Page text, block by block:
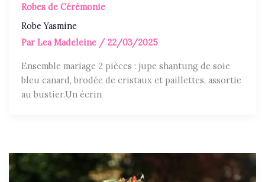
Robes de Cérémonie
Robe Yasmine
ParLea Madeleine / 22/03/2025
Ensemble mariage 2 pièces : jupe shantung de soie
bleu canard, brodée de cristaux et paillettes, assortie
au bustier.Un écrin